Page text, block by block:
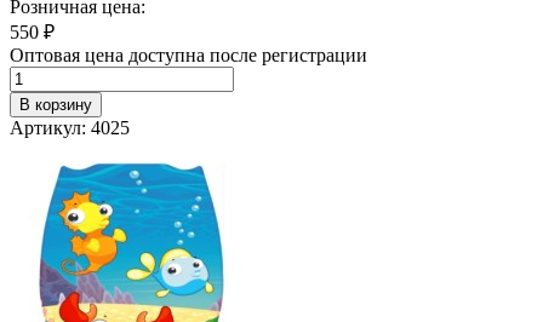
Розничная цена:
550 ₽
Оптовая цена доступна после регистрации
В корзину
Артикул: 4025